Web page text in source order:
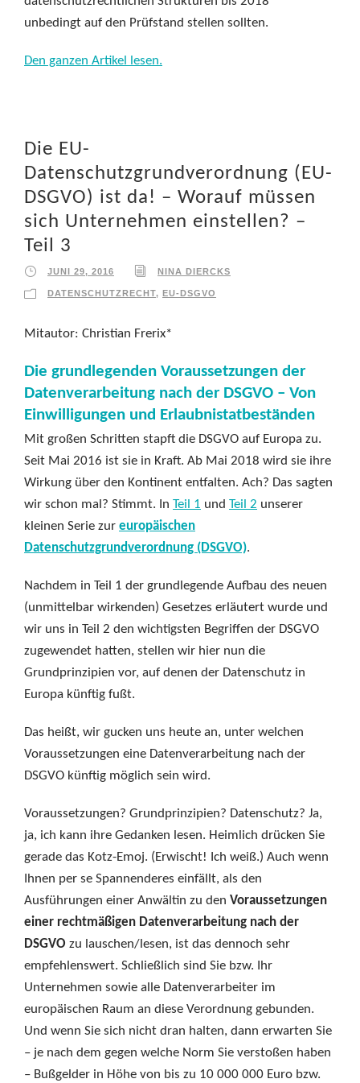
unbedingt auf den Prüfstand stellen sollten.
Den ganzen Artikel lesen.
Die EU-
Datenschutzgrundverordnung (EU-
DSGVO) ist da! – Worauf müssen
sich Unternehmen einstellen? –
Teil 3
JUNI 29, 2016 NINA DIERCKS
DATENSCHUTZRECHT, EU-DSGVO
Mitautor: Christian Frerix*
Die grundlegenden Voraussetzungen der
Datenverarbeitung nach der DSGVO – Von
Einwilligungen und Erlaubnistatbeständen
Mit großen Schritten stapft die DSGVO auf Europa zu.
Seit Mai 2016 ist sie in Kraft. Ab Mai 2018 wird sie ihre
Wirkung über den Kontinent entfalten. Ach? Das sagten
wir schon mal? Stimmt. In Teil 1 und Teil 2 unserer
kleinen Serie zur europäischen
Datenschutzgrundverordnung (DSGVO).
Nachdem in Teil 1 der grundlegende Aufbau des neuen
(unmittelbar wirkenden) Gesetzes erläutert wurde und
wir uns in Teil 2 den wichtigsten Begriffen der DSGVO
zugewendet hatten, stellen wir hier nun die
Grundprinzipien vor, auf denen der Datenschutz in
Europa künftig fußt.
Das heißt, wir gucken uns heute an, unter welchen
Voraussetzungen eine Datenverarbeitung nach der
DSGVO künftig möglich sein wird.
Voraussetzungen? Grundprinzipien? Datenschutz? Ja,
ja, ich kann ihre Gedanken lesen. Heimlich drücken Sie
gerade das Kotz-Emoj. (Erwischt! Ich weiß.) Auch wenn
Ihnen per se Spannenderes einfällt, als den
Ausführungen einer Anwältin zu den Voraussetzungen
einer rechtmäßigen Datenverarbeitung nach der
DSGVO zu lauschen/lesen, ist das dennoch sehr
empfehlenswert. Schließlich sind Sie bzw. Ihr
Unternehmen sowie alle Datenverarbeiter im
europäischen Raum an diese Verordnung gebunden.
Und wenn Sie sich nicht dran halten, dann erwarten Sie
– je nach dem gegen welche Norm Sie verstoßen haben
– Bußgelder in Höhe von bis zu 10 000 000 Euro bzw.